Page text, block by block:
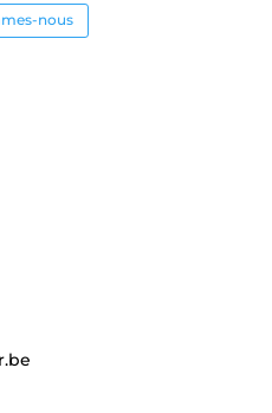
nous